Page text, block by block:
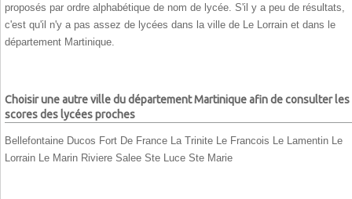
proposés par ordre alphabétique de nom de lycée. S'il y a peu de résultats,
c'est qu'il n'y a pas assez de lycées dans la ville de Le Lorrain et dans le
département Martinique.
Choisir une autre ville du département Martinique afin de consulter les
scores des lycées proches
Bellefontaine Ducos Fort De France La Trinite Le Francois Le Lamentin
Le
Lorrain
Le Marin Riviere Salee Ste Luce Ste Marie